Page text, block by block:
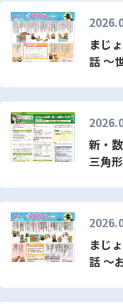
まじ
話 ～
新・
三角
まじ
話 ～